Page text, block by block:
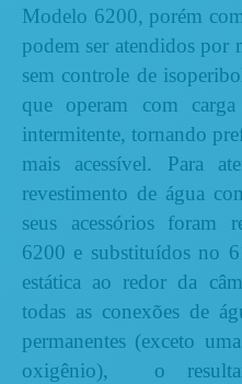
Modelo 6200, porém
podem ser atendidos por
sem controle de
que operam com
intermitente, tornando
mais acessível. Para
revestimento de água
seus acessórios foram
6200 e substituídos no
estática ao redor da
todas as conexões de
permanentes (exceto
oxigênio), o